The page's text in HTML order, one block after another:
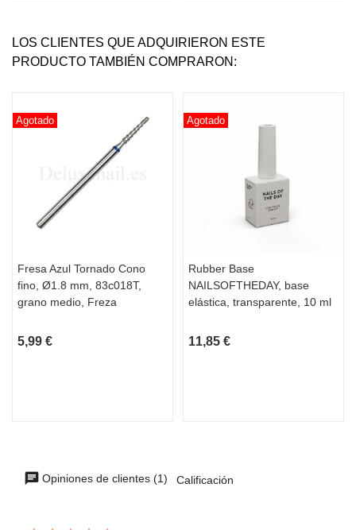
LOS CLIENTES QUE ADQUIRIERON ESTE
PRODUCTO TAMBIÉN COMPRARON:
Agotado
Fresa Azul Tornado Cono
fino, Ø1.8 mm, 83c018T,
grano medio, Freza
5,99 €
Agotado
Rubber Base
NAILSOFTHEDAY, base
elástica, transparente, 10 ml
11,85 €
Opiniones de clientes (1) Calificación